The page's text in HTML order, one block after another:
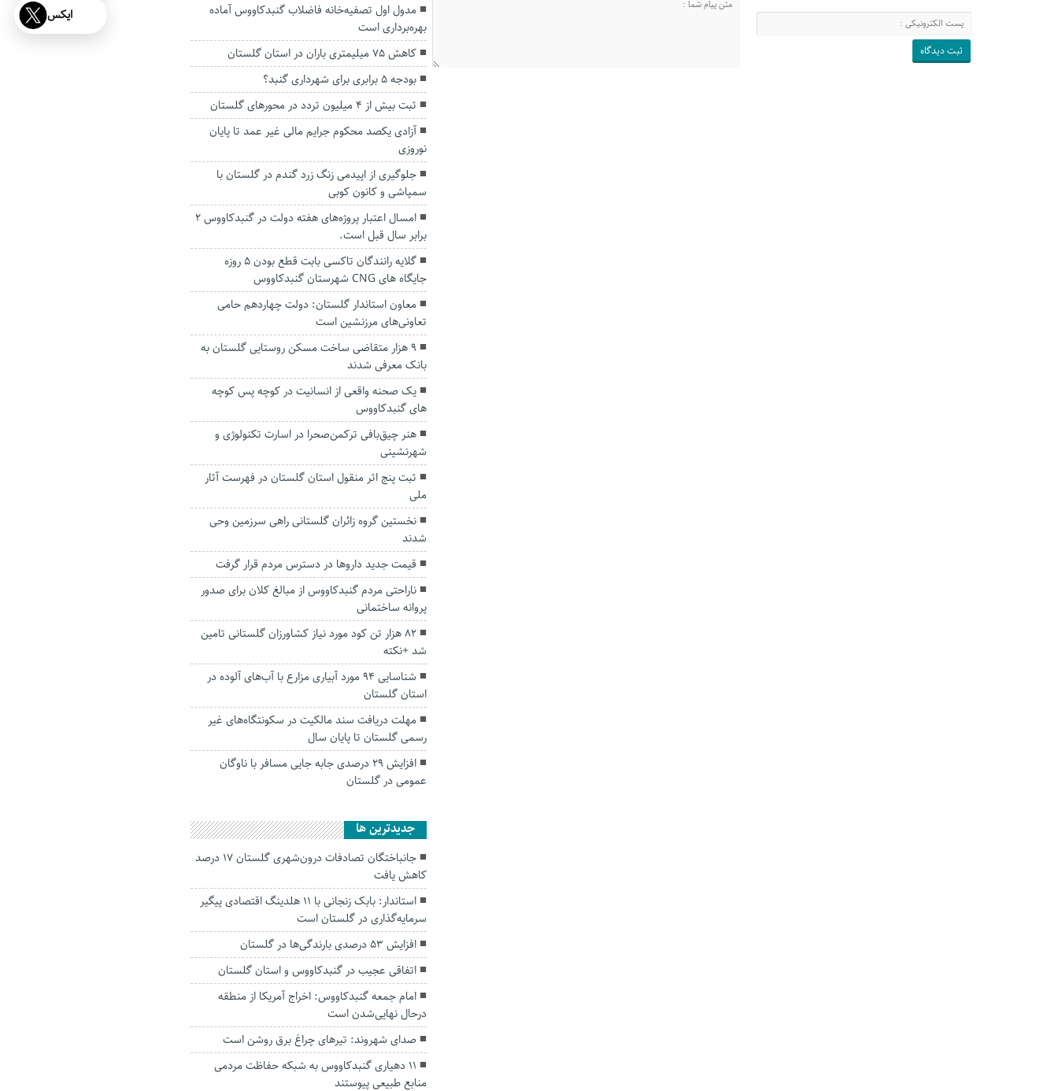
مدول اول تصفیه‌خانه فاضلاب گنبدکاووس آماده
بهره‌برداری است
کاهش ۷۵ میلیمتری باران در استان گلستان
بودجه ۵ برابری برای شهرداری گنبد؟
ثبت بیش از ۴ میلیون تردد در محور‌های گلستان
آزادی یکصد محکوم جرایم مالی غیر عمد تا پایان
نوروزی
جلوگیری از اپیدمی زنگ زرد گندم در گلستان با
سمپاشی و کانون کوبی
امسال اعتبار پروژه‌های هفته دولت در گنبدکاووس ۲
برابر سال قبل است.
گلایه رانندگان تاکسی بابت قطع بودن ۵ روزه
جایگاه های CNG شهرستان گنبدکاووس
معاون استاندار گلستان: دولت چهاردهم حامی
تعاونی‌های مرزنشین است
۹ هزار متقاضی ساخت مسکن روستایی گلستان به
بانک معرفی شدند
یک صحنه واقعی از انسانیت در کوچه پس کوچه
های گنبدکاووس
هنر چیق‌بافی ترکمن‌صحرا در اسارت تکنولوژی و
شهرنشینی
ثبت پنج اثر منقول استان گلستان در فهرست آثار
ملی
نخستین گروه زائران گلستانی راهی سرزمین وحی
شدند
قیمت جدید داروها در دسترس مردم قرار گرفت
ناراحتی مردم گنبدکاووس از مبالغ کلان برای صدور
پروانه ساختمانی
۸۲ هزار تن کود مورد نیاز کشاورزان گلستانی تامین
شد +نکته
شناسایی ۹۴ مورد آبیاری مزارع با آب‌های آلوده در
استان گلستان
مهلت دریافت سند مالکیت در سکونتگاه‌های غیر
رسمی گلستان تا پایان سال
افزایش ۲۹ درصدی جابه جایی مسافر با ناوگان
عمومی در گلستان
جديدترين ها
جانباختگان تصادفات درون‌شهری گلستان ۱۷ درصد
کاهش یافت
استاندار: بابک زنجانی با ۱۱ هلدینگ اقتصادی پیگیر
سرمایه‌گذاری در گلستان است
افزایش ۵۳ درصدی بارندگی‌ها در گلستان
اتفاقی عجیب در‌ گنبدکاووس و استان گلستان
امام جمعه گنبدکاووس: اخراج آمریکا از منطقه
درحال نهایی‌شدن است
صدای شهروند: تیرهای چراغ برق روشن است
۱۱ دهیاری گنبدکاووس به شبکه حفاظت مردمی
منابع طبیعی پیوستند
ایکس